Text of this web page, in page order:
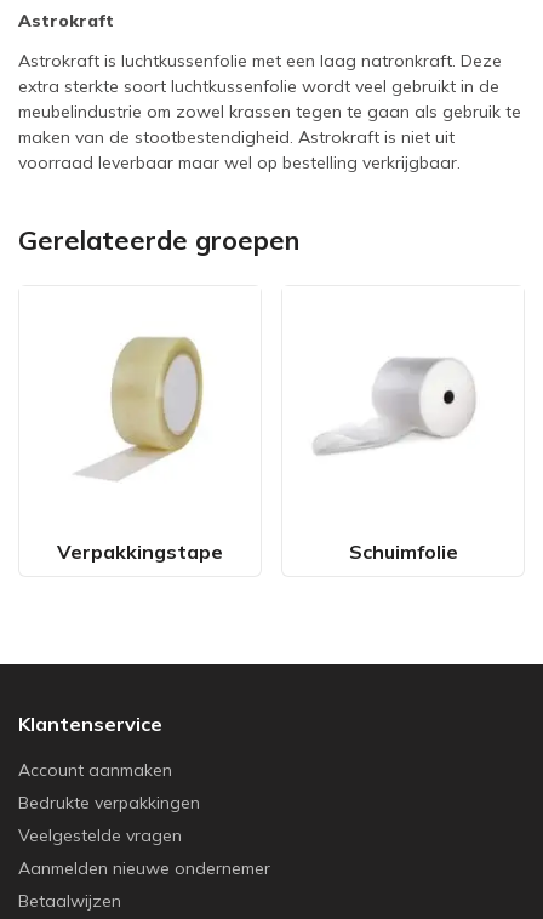
Astrokraft
Astrokraft is luchtkussenfolie met een laag natronkraft. Deze
extra sterkte soort luchtkussenfolie wordt veel gebruikt in de
meubelindustrie om zowel krassen tegen te gaan als gebruik te
maken van de stootbestendigheid. Astrokraft is niet uit
voorraad leverbaar maar wel op bestelling verkrijgbaar.
Gerelateerde groepen
Verpakkingstape Schuimfolie
Klantenservice
Account aanmaken
Bedrukte verpakkingen
Veelgestelde vragen
Aanmelden nieuwe ondernemer
Betaalwijzen